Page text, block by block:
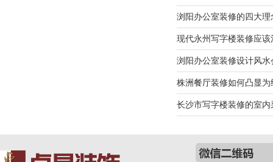
浏阳办公室装修的四大理
现代永州写字楼装修应该
浏阳办公室装修设计风水
株洲餐厅装修如何凸显为
长沙市写字楼装修的室内